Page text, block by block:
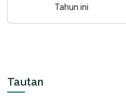
Tahun ini
Tautan